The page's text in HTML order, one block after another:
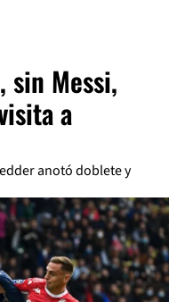
sin Messi,
a
anotó doblete y